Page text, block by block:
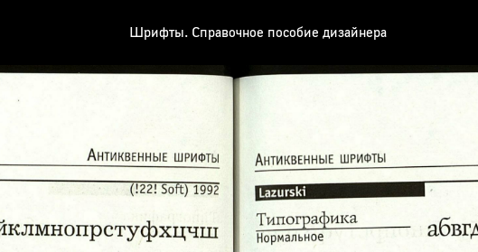
Шрифты. Справочное пособие дизайнера